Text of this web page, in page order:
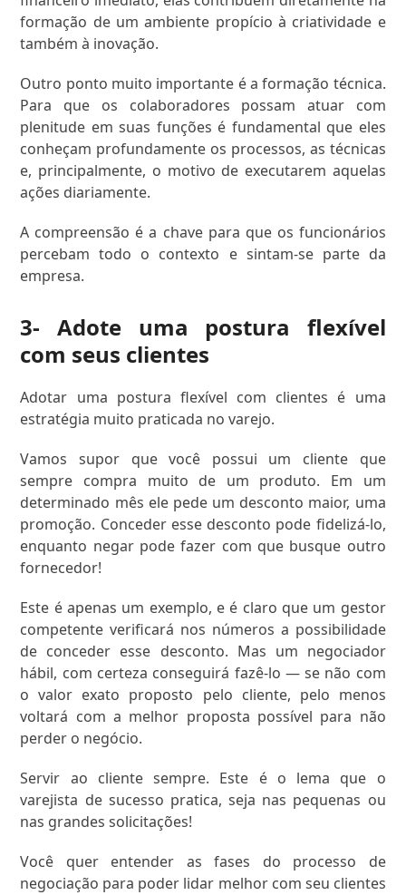
formação de um ambiente propício à criatividade e
também à inovação.
Outro ponto muito importante é a formação técnica.
Para que os colaboradores possam atuar com
plenitude em suas funções é fundamental que eles
conheçam profundamente os processos, as técnicas
e, principalmente, o motivo de executarem aquelas
ações diariamente.
A compreensão é a chave para que os funcionários
percebam todo o contexto e sintam-se parte da
empresa.
3- Adote uma postura flexível
com seus clientes
Adotar uma postura flexível com clientes é uma
estratégia muito praticada no varejo.
Vamos supor que você possui um cliente que
sempre compra muito de um produto. Em um
determinado mês ele pede um desconto maior, uma
promoção. Conceder esse desconto pode fidelizá-lo,
enquanto negar pode fazer com que busque outro
fornecedor!
Este é apenas um exemplo, e é claro que um gestor
competente verificará nos números a possibilidade
de conceder esse desconto. Mas um negociador
hábil, com certeza conseguirá fazê-lo — se não com
o valor exato proposto pelo cliente, pelo menos
voltará com a melhor proposta possível para não
perder o negócio.
Servir ao cliente sempre. Este é o lema que o
varejista de sucesso pratica, seja nas pequenas ou
nas grandes solicitações!
Você quer entender as fases do processo de
negociação para poder lidar melhor com seu clientes